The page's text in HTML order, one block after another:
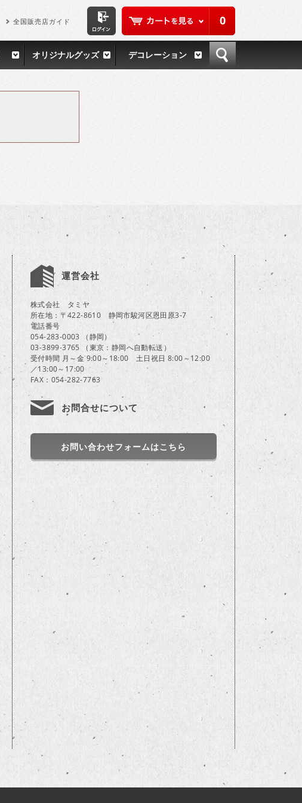
0
全国販売店ガイド
オリジナルグッズ デコレーション
運営会社
株式会社 タミヤ
所在地：〒422-8610 静岡市駿河区恩田原3-7
電話番号
054-283-0003 （静岡）
03-3899-3765 （東京：静岡へ自動転送）
受付時間 月～金 9:00～18:00 土日祝日 8:00～12:00
／13:00～17:00
FAX：054-282-7763
お問合せについて
お問い合わせフォームはこちら